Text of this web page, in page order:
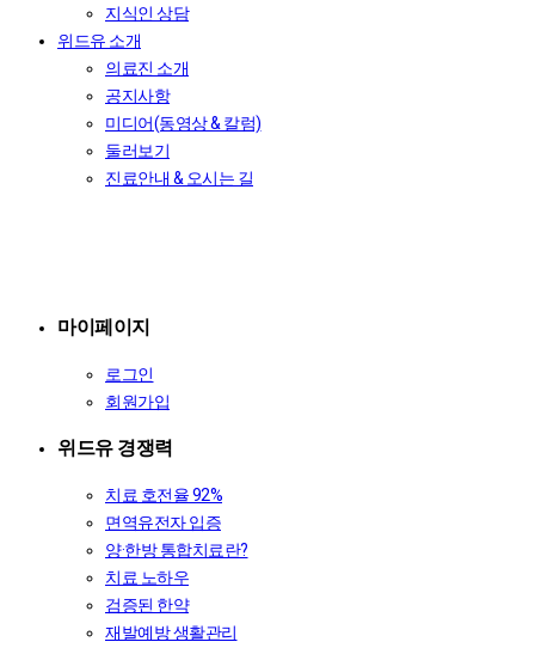
지식인 상담
위드유 소개
의료진 소개
공지사항
미디어(동영상 & 칼럼)
둘러보기
진료안내 & 오시는 길
마이페이지
로그인
회원가입
위드유 경쟁력
치료 호전율 92%
면역유전자 입증
양·한방 통합치료란?
치료 노하우
검증된 한약
재발예방 생활관리